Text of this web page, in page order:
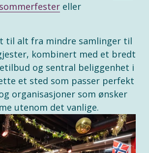
sommerfester
eller
til alt fra mindre samlinger til
kombinert med et bredt
og sentral beliggenhet i
et sted som passer perfekt
organisasjoner som ønsker
utenom det vanlige.